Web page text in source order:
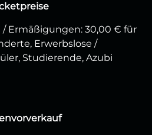
/ Ermäßigungen: 30,00 € für
Erwerbslose /
Studierende, Azubi